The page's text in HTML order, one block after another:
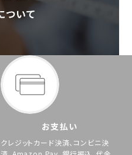
お支払い
クレジットカード決済、コンビニ決